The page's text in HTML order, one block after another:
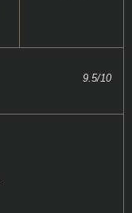
9.5/10